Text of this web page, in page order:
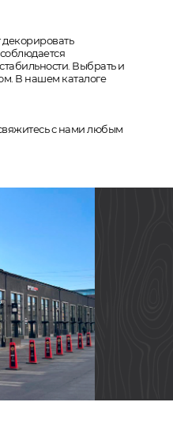
Выбрать и
В нашем каталоге
с нами любым